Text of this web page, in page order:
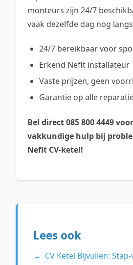
monteurs zijn 24/7
vaak dezelfde dag nog
24/7 bereikbaar voor
Erkend Nefit installateur
Vaste prijzen, geen
Garantie op alle
Bel direct 085 800 4449
vakkundige hulp bij
Nefit CV-ketel!
Lees ook
CV Ketel Bijvullen: